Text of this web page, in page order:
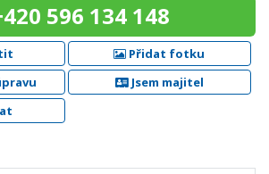
596 134 148
Přidat fotku
Jsem majitel